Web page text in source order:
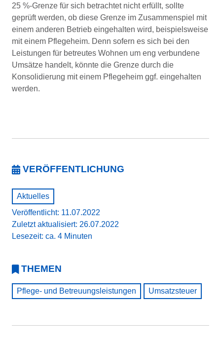
25 %-Grenze für sich betrachtet nicht erfüllt, sollte
geprüft werden, ob diese Grenze im Zusammenspiel mit
einem anderen Betrieb eingehalten wird, bei­spielsweise
mit einem Pflegeheim. Denn sofern es sich bei den
Leistungen für betreutes Wohnen um eng verbundene
Umsätze handelt, könnte die Grenze durch die
Konsolidierung mit einem Pflegeheim ggf. eingehalten
werden.
VERÖFFENTLICHUNG
Aktuelles
Veröffentlicht: 11.07.2022
Zuletzt aktualisiert: 26.07.2022
Lesezeit: ca. 4 Minuten
THEMEN
Pflege- und Betreuungsleistungen Umsatzsteuer